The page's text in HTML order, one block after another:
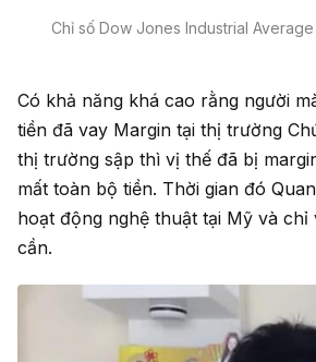
Chỉ số Dow Jones Industrial
Có khả năng khá cao rằng người
tiền đã vay Margin tại thị trường
thị trường sập thì vị thế đã bị
mất toàn bộ tiền. Thời gian đó
hoạt động nghệ thuật tại Mỹ và chỉ
cần.